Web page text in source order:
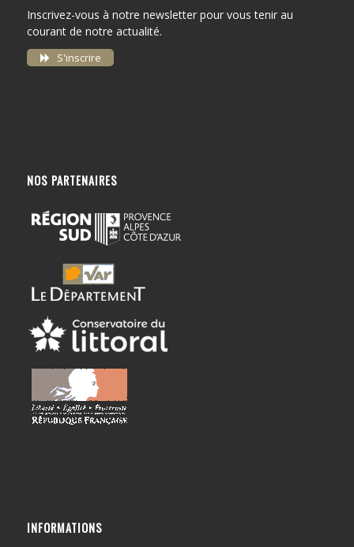
Inscrivez-vous à notre newsletter pour vous tenir au
courant de notre actualité.
S'inscrire
NOS PARTENAIRES
INFORMATIONS